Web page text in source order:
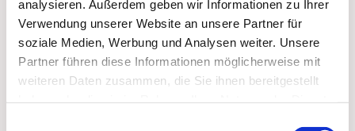
analysieren. Außerdem geben wir Informationen zu Ihrer
Verwendung unserer Website an unsere Partner für
soziale Medien, Werbung und Analysen weiter. Unsere
Partner führen diese Informationen möglicherweise mit
weiteren Daten zusammen, die Sie ihnen bereitgestellt